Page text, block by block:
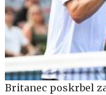
Britanec poskrbel